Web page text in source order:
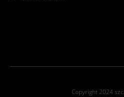
Copyright 2024